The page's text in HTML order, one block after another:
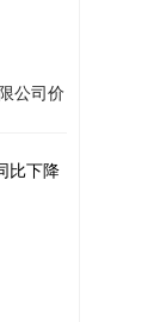
公司价